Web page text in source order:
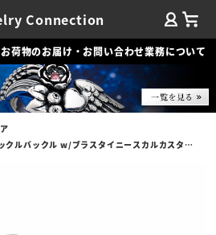
Connection
お荷物のお届け・お問い合わせ業務について
ックル w/ブラスタイニースカルカスタム（ベルト付）